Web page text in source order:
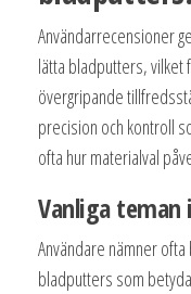
Användarrecensioner
lätta bladputters, vilket
övergripande
precision och kontroll
ofta hur materialval
Vanliga teman
Användare nämner
bladputters som